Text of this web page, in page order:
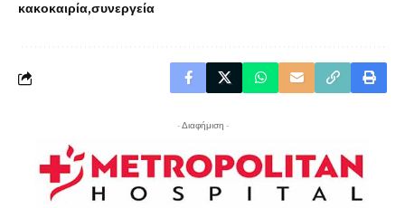
κακοκαιρία συνεργεία
- Διαφήμιση -